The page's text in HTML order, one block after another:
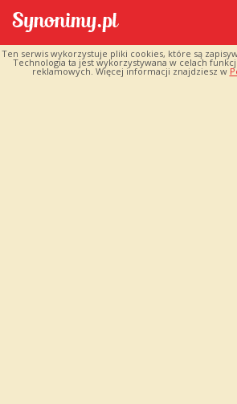
Ten serwis wykorzystuje pliki cookies, które są
Technologia ta jest wykorzystywana w celach
reklamowych. Więcej informacji znajdziesz w